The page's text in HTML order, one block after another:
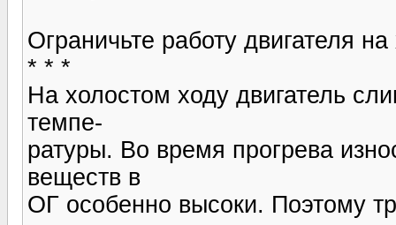
Ограничьте работу двигателя
* * *
На холостом ходу двигатель
темпе-
ратуры. Во время прогрева
веществ в
ОГ особенно высоки. Поэтому